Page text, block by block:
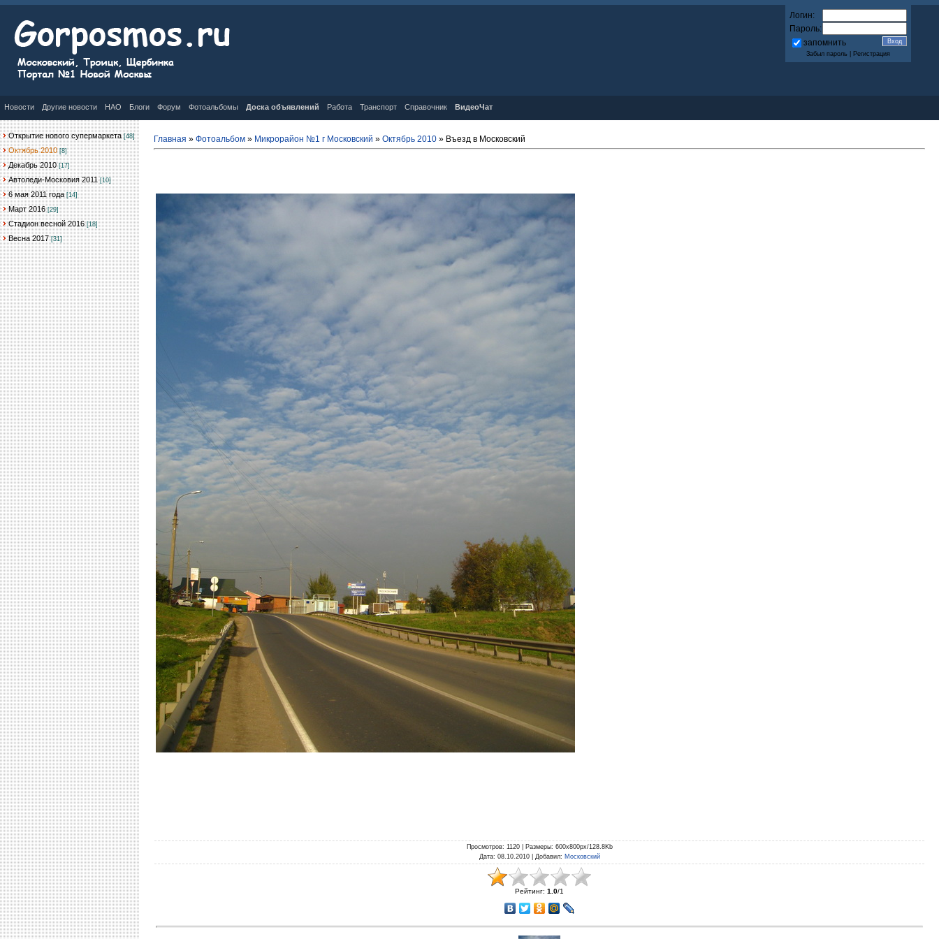
Логин:
Пароль:
запомнить
Забыл пароль Регистрация
Новости Другие новости НАО Блоги Форум Фотоальбомы Доска объявлений Работа Транспорт Справочник ВидеоЧат
Открытие нового супермаркета [48]
Октябрь 2010 [8]
Декабрь 2010 [17]
Автоледи-Московия 2011 [10]
6 мая 2011 года [14]
Март 2016 [29]
Стадион весной 2016 [18]
Весна 2017 [31]
Главная » Фотоальбом » Микрорайон №1 г Московский » Октябрь 2010 » Въезд в Московский
Просмотров: 1120 | Размеры: 600x800px/128.8Kb
Дата: 08.10.2010 | Добавил: Московский
Рейтинг: 1.0/1